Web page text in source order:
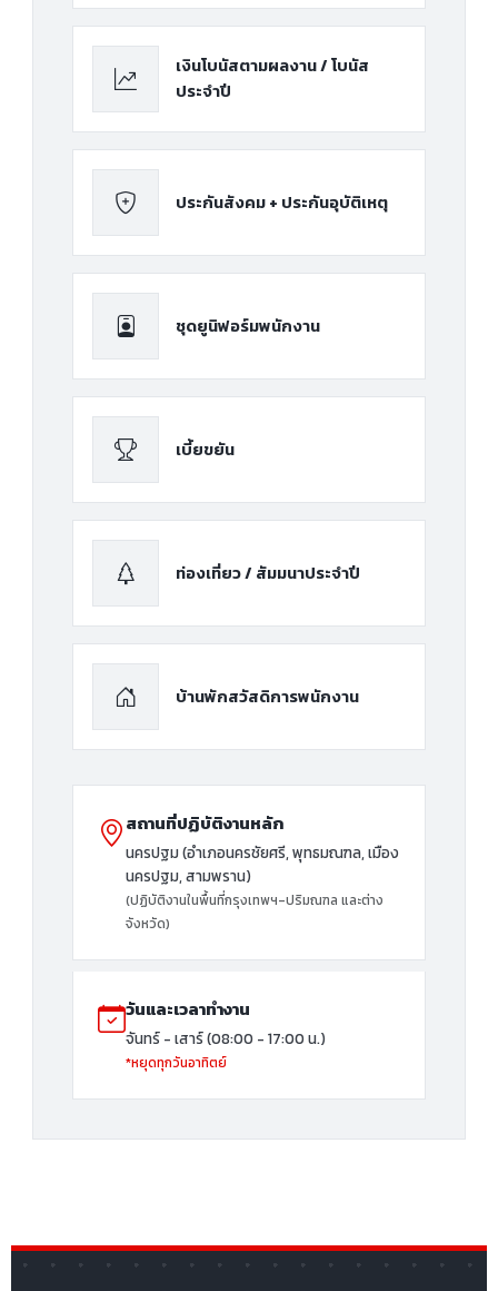
เงินโบนัสตามผลงาน / โบนัส
ประจำปี
ประกันสังคม + ประกันอุบัติเหตุ
ชุดยูนิฟอร์มพนักงาน
เบี้ยขยัน
ท่องเที่ยว / สัมมนาประจำปี
บ้านพักสวัสดิการพนักงาน
สถานที่ปฏิบัติงานหลัก
นครปฐม (อำเภอนครชัยศรี, พุทธมณฑล, เมือง
นครปฐม, สามพราน)
(ปฏิบัติงานในพื้นที่กรุงเทพฯ-ปริมณฑล และต่าง
จังหวัด)
วันและเวลาทำงาน
จันทร์ - เสาร์ (08:00 - 17:00 น.)
*หยุดทุกวันอาทิตย์